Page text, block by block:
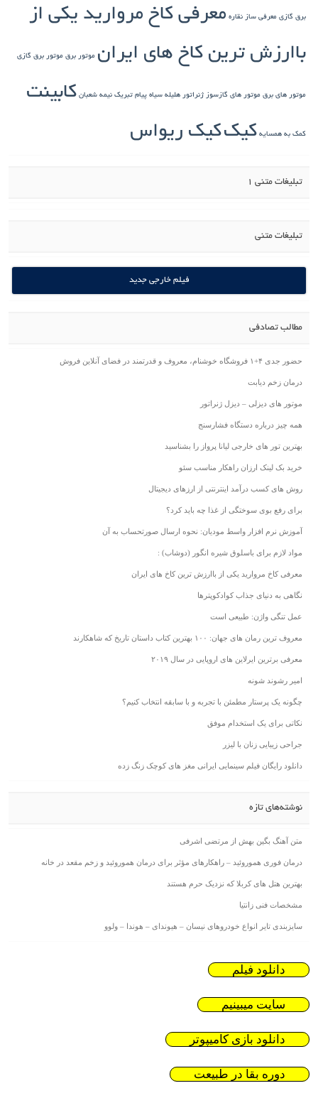
برق گازی معرفی ساز نقاره معرفی کاخ مروارید یکی از
باارزش ترین کاخ های ایران موتور برق موتور برق گازی
موتور های برق موتور های گازسوز ژنراتور هلیله سیاه پیام تبریک نیمه شعبان کابینت
کمک به همسایه کیککیک ریواس
تبلیغات متنی 1
تبلیغات متنی
فیلم خارجی جدید
مطالب تصادفی
حضور جدی ۴+۱ فروشگاه خوشنام، معروف و قدرتمند در فضای آنلاین فروش
درمان زخم دیابت
موتور های دیزلی – دیزل ژنراتور
همه چیز درباره دستگاه فشارسنج
بهترین تور های خارجی لیانا پرواز را بشناسید
خرید بک لینک ارزان راهکار مناسب سئو
روش های کسب درآمد اینترنتی از ارزهای دیجیتال
برای رفع بوی سوختگی از غذا چه باید کرد؟
آموزش نرم افزار واسط مودیان: نحوه ارسال صورتحساب به آن
مواد لازم برای باسلوق شیره انگور (دوشاب) :
معرفی کاخ مروارید یکی از باارزش ترین کاخ های ایران
نگاهی به دنیای جذاب کوادکوپترها
عمل تنگی واژن: طبیعی است
معروف ترین رمان های جهان: ۱۰۰ بهترین کتاب داستان تاریخ که شاهکارند
معرفی برترین ایرلاین های اروپایی در سال ۲۰۱۹
امیر رشوند شونه
چگونه یک پرستار مطمئن با تجربه و با سابقه انتخاب کنیم؟
نکاتی برای یک استخدام موفق
جراحی زیبایی زنان با لیزر
دانلود رایگان فیلم سینمایی ایرانی مغز های کوچک زنگ زده
نوشته‌های تازه
متن آهنگ بگین بهش از مرتضی اشرفی
درمان فوری هموروئید – راهکارهای مؤثر برای درمان هموروئید و زخم مقعد در خانه
بهترین هتل های کربلا که نزدیک حرم هستند
مشخصات فنی زانتیا
سایزبندی تایر انواع خودروهای نیسان – هیوندای – هوندا – ولوو
دانلود فیلم
سایت میبینیم
دانلود بازی کامیپوتر
دوره بقا در طبیعت